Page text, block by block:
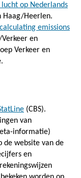
op Nederlands
Haag/Heerlen.
emissions
en
Verkeer en
(CBS).
van
informatie)
de website van de
en